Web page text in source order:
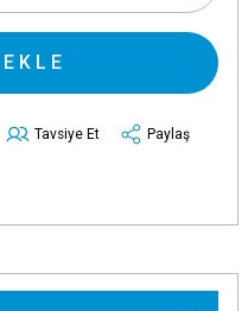
Tavsiye Et
Paylaş